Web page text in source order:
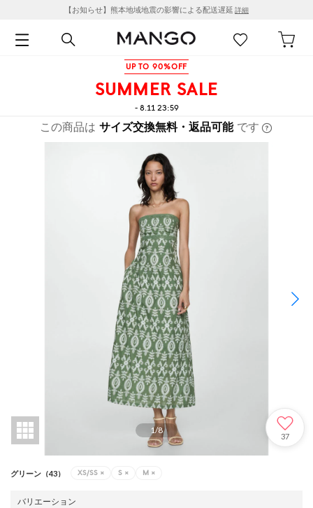
【お知らせ】熊本地域地震の影響による配送遅延 詳細
UP TO 90%OFF
SUMMER SALE
- 8.11 23:59
この商品は サイズ交換無料・返品可能 です
1/8
37
グリーン（43） XS/SS × S × M ×
バリエーション